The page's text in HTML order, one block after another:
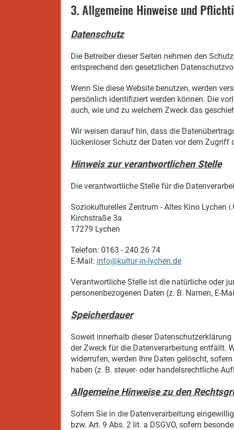
3. Allgemeine Hinweise und
Datenschutz
Die Betreiber dieser Seiten nehmen den
entsprechend den gesetzlichen
Wenn Sie diese Website benutzen, werden
persönlich identifiziert werden können. Die
auch, wie und zu welchem Zweck das
Wir weisen darauf hin, dass die
lückenloser Schutz der Daten vor dem
Hinweis zur verantwortlichen Stelle
Die verantwortliche Stelle für die
Soziokulturelles Zentrum - Altes Kino Lychen
Kirchstraße 3a
17279 Lychen
Telefon: 0163 - 240 26 74
E-Mail: info@kultur-in-lychen.de
Verantwortliche Stelle ist die natürliche oder
personenbezogenen Daten (z. B. Namen, E-
Speicherdauer
Soweit innerhalb dieser
der Zweck für die Datenverarbeitung entfällt.
widerrufen, werden Ihre Daten gelöscht,
haben (z. B. steuer- oder handelsrechtliche
Allgemeine Hinweise zu den
Sofern Sie in die Datenverarbeitung
bzw. Art. 9 Abs. 2 lit. a DSGVO, sofern